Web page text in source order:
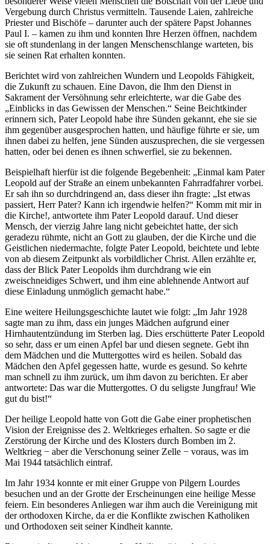
Vergebung durch Christus vermitteln. Tausende Laien, zahlreiche
Priester und Bischöfe – darunter auch der spätere Papst Johannes
Paul I. – kamen zu ihm und konnten Ihre Herzen öffnen, nachdem
sie oft stundenlang in der langen Menschenschlange warteten, bis
sie seinen Rat erhalten konnten.
Berichtet wird von zahlreichen Wundern und Leopolds Fähigkeit,
die Zukunft zu schauen. Eine Davon, die Ihm den Dienst in
Sakrament der Versöhnung sehr erleichterte, war die Gabe des
„Einblicks in das Gewissen der Menschen.“ Seine Beichtkinder
erinnern sich, Pater Leopold habe ihre Sünden gekannt, ehe sie sie
ihm gegenüber ausgesprochen hatten, und häufige führte er sie, um
ihnen dabei zu helfen, jene Sünden auszusprechen, die sie vergessen
hatten, oder bei denen es ihnen schwerfiel, sie zu bekennen.
Beispielhaft hierfür ist die folgende Begebenheit: „Einmal kam Pater
Leopold auf der Straße an einem unbekannten Fahrradfahrer vorbei.
Er sah ihn so durchdringend an, dass dieser ihn fragte: „Ist etwas
passiert, Herr Pater? Kann ich irgendwie helfen?“ Komm mit mir in
die Kirche!, antwortete ihm Pater Leopold darauf. Und dieser
Mensch, der vierzig Jahre lang nicht gebeichtet hatte, der sich
geradezu rühmte, nicht an Gott zu glauben, der die Kirche und die
Geistlichen niedermachte, folgte Pater Leopold, beichtete und lebte
von ab diesem Zeitpunkt als vorbildlicher Christ. Allen erzählte er,
dass der Blick Pater Leopolds ihm durchdrang wie ein
zweischneidiges Schwert, und ihm eine ablehnende Antwort auf
diese Einladung unmöglich gemacht habe.“
Eine weitere Heilungsgeschichte lautet wie folgt: „Im Jahr 1928
sagte man zu ihm, dass ein junges Mädchen aufgrund einer
Hirnhautentzündung im Sterben lag. Dies erschütterte Pater Leopold
so sehr, dass er um einen Apfel bar und diesen segnete. Gebt ihn
dem Mädchen und die Muttergottes wird es heilen. Sobald das
Mädchen den Apfel gegessen hatte, wurde es gesund. So kehrte
man schnell zu ihm zurück, um ihm davon zu berichten. Er aber
antwortete: Das war die Muttergottes. O du seligste Jungfrau! Wie
gut du bist!“
Der heilige Leopold hatte von Gott die Gabe einer prophetischen
Vision der Ereignisse des 2. Weltkrieges erhalten. So sagte er die
Zerstörung der Kirche und des Klosters durch Bomben im 2.
Weltkrieg − aber die Verschonung seiner Zelle − voraus, was im
Mai 1944 tatsächlich eintraf.
Im Jahr 1934 konnte er mit einer Gruppe von Pilgern Lourdes
besuchen und an der Grotte der Erscheinungen eine heilige Messe
feiern. Ein besonderes Anliegen war ihm auch die Vereinigung mit
der orthodoxen Kirche, da er die Konflikte zwischen Katholiken
und Orthodoxen seit seiner Kindheit kannte.